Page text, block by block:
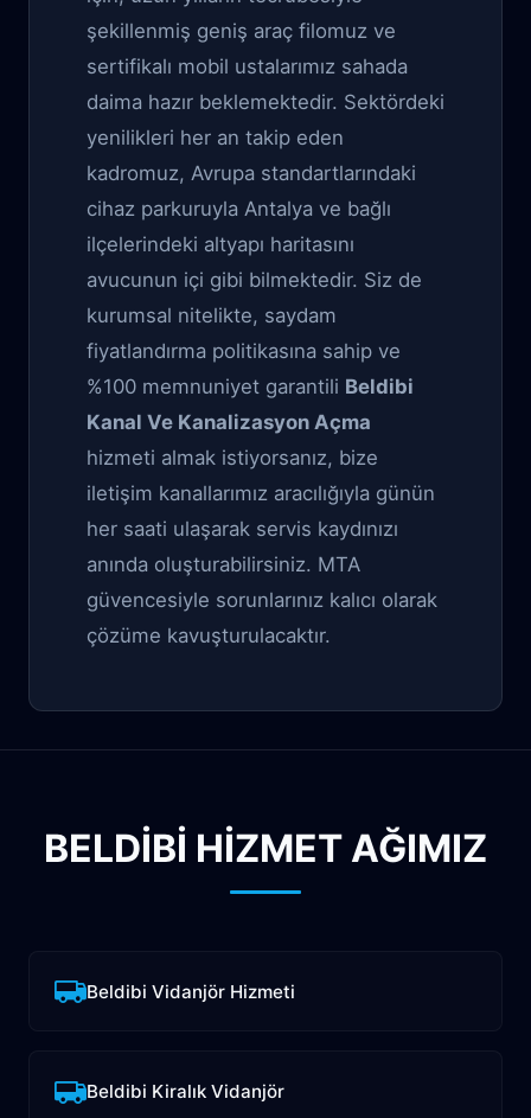
şekillenmiş geniş araç filomuz ve
sertifikalı mobil ustalarımız sahada
daima hazır beklemektedir. Sektördeki
yenilikleri her an takip eden
kadromuz, Avrupa standartlarındaki
cihaz parkuruyla Antalya ve bağlı
ilçelerindeki altyapı haritasını
avucunun içi gibi bilmektedir. Siz de
kurumsal nitelikte, saydam
fiyatlandırma politikasına sahip ve
%100 memnuniyet garantili Beldibi
Kanal Ve Kanalizasyon Açma
hizmeti almak istiyorsanız, bize
iletişim kanallarımız aracılığıyla günün
her saati ulaşarak servis kaydınızı
anında oluşturabilirsiniz. MTA
güvencesiyle sorunlarınız kalıcı olarak
çözüme kavuşturulacaktır.
BELDIBI HİZMET AĞIMIZ
Beldibi Vidanjör Hizmeti
Beldibi Kiralık Vidanjör